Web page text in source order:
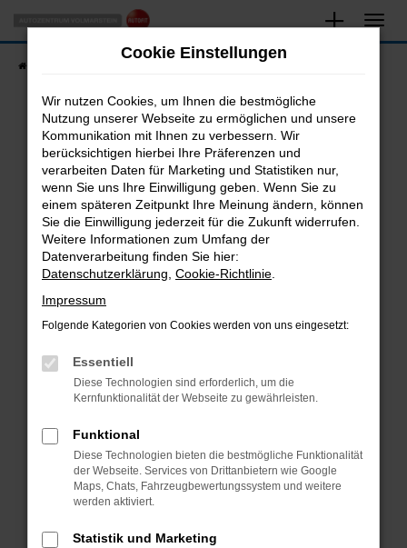
Zum
Hauptinhalt
springen
Fahrzeugsuche
Fehler: Network Error
Beim Laden ist ein Fehler aufgetreten.
Hier sind ein paar Tipps, die dir helfen können:
Überprüfe deine Firewall und deine
Internetverbindung.
Laden andere Webseiten, zum Beispiel deine
Suchmaschine?
Prüfe deine Browsererweiterungen.
können das Laden bestimmter Seiten
verhindern. Funktioniert die Seite in einem
anderen Browser oder in einem privaten
Starte dein Gerät neu.
Das kann manchmal helfen, vorübergehende
Probleme zu beheben.
Betriebssystem auf dem neuesten Stand
Cookie Einstellungen
Wir nutzen Cookies, um Ihnen die bestmögliche
Nutzung unserer Webseite zu ermöglichen und unsere
Kommunikation mit Ihnen zu verbessern. Wir
berücksichtigen hierbei Ihre Präferenzen und
verarbeiten Daten für Marketing und Statistiken nur,
wenn Sie uns Ihre Einwilligung geben. Wenn Sie zu
einem späteren Zeitpunkt Ihre Meinung ändern, können
Sie die Einwilligung jederzeit für die Zukunft widerrufen.
Weitere Informationen zum Umfang der
Datenverarbeitung finden Sie hier:
Datenschutzerklärung Cookie-Richtlinie
Impressum
Folgende Kategorien von Cookies werden von uns eingesetzt:
Essentiell
Diese Technologien sind erforderlich, um die
Kernfunktionalität der Webseite zu gewährleisten.
Funktional
Diese Technologien bieten die bestmögliche Funktionalität
der Webseite. Services von Drittanbietern wie Google
Maps, Chats, Fahrzeugbewertungssystem und weitere
werden aktiviert.
Statistik und Marketing